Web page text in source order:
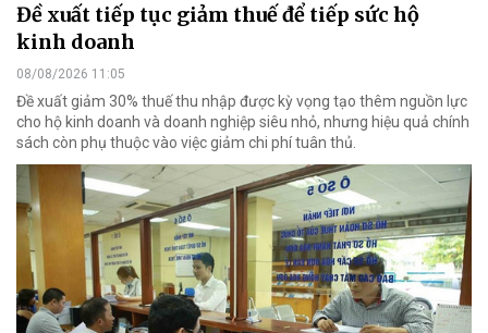
Đề xuất tiếp tục giảm thuế để tiếp sức hộ
kinh doanh
08/08/2026 11:05
Đề xuất giảm 30% thuế thu nhập được kỳ vọng tạo thêm nguồn lực
cho hộ kinh doanh và doanh nghiệp siêu nhỏ, nhưng hiệu quả chính
sách còn phụ thuộc vào việc giảm chi phí tuân thủ.